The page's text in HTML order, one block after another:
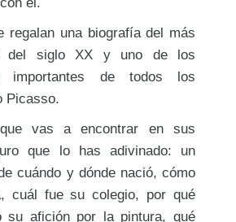
regalan una biografía del más
del siglo XX y uno de los
importantes de todos los
Picasso.
vas a encontrar en sus
que lo has adivinado: un
cuándo y dónde nació, cómo
cuál fue su colegio, por qué
su afición por la pintura, qué